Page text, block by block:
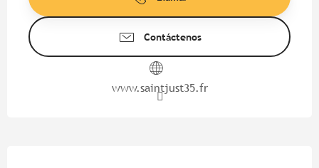
Contáctenos
www.saintjust35.fr